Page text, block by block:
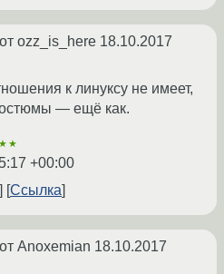
от ozz_is_here 18.10.2017
к линуксу не имеет,
— ещё как.
+00:00
Ссылка
от Anoxemian 18.10.2017